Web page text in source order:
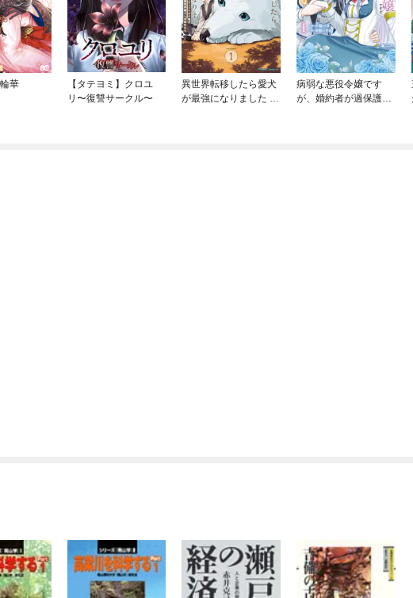
華
【タテヨミ】クロユ
リ〜復讐サークル〜
異世界転移したら愛犬
が最強になりました ～
病弱な悪役令嬢です
が、婚約者が過保護す